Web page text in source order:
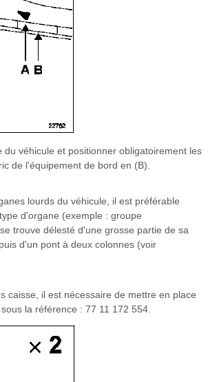
véhicule et positionner obligatoirement les
de l'équipement de bord en (B).
lourds du véhicule, il est préférable
d'organe (exemple : groupe
trouve délesté d'une grosse partie de sa
d'un pont à deux colonnes (voir
caisse, il est nécessaire de mettre en place
la référence : 77 11 172 554.